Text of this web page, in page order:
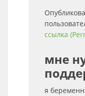
ссылка
мне
я